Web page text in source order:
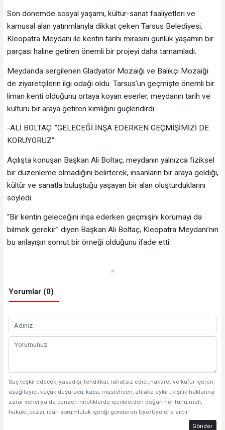
Son dönemde sosyal yaşamı, kültür-sanat faaliyetleri ve
kamusal alan yatırımlarıyla dikkat çeken Tarsus Belediyesi,
Kleopatra Meydanı ile kentin tarihi mirasını günlük yaşamın bir
parçası haline getiren önemli bir projeyi daha tamamladı.
Meydanda sergilenen Gladyatör Mozaiği ve Balıkçı Mozaiği
de ziyaretçilerin ilgi odağı oldu. Tarsus’un geçmişte önemli bir
liman kenti olduğunu ortaya koyan eserler, meydanın tarih ve
kültürü bir araya getiren kimliğini güçlendirdi.
-ALİ BOLTAÇ: “GELECEĞİ İNŞA EDERKEN GEÇMİŞİMİZİ DE
KORUYORUZ”
Açılışta konuşan Başkan Ali Boltaç, meydanın yalnızca fiziksel
bir düzenleme olmadığını belirterek, insanların bir araya geldiği,
kültür ve sanatla buluştuğu yaşayan bir alan oluşturduklarını
söyledi.
“Bir kentin geleceğini inşa ederken geçmişini korumayı da
bilmek gerekir.” diyen Başkan Ali Boltaç, Kleopatra Meydanı’nın
bu anlayışın somut bir örneği olduğunu ifade etti.
#
Yorumlar (0)
Suç teşkil edecek, yasadışı, tehditkar, rahatsız edici, hakaret ve küfür içeren,
aşağılayıcı, küçük düşürücü, kaba, müstehcen, ahlaka aykırı, kişilik haklarına
zarar verici ya da benzeri niteliklerde içeriklerden doğan her türlü mali,
hukuki, cezai, idari sorumluluk içeriği gönderen Üye/Üyeler’e aittir.
Gönder